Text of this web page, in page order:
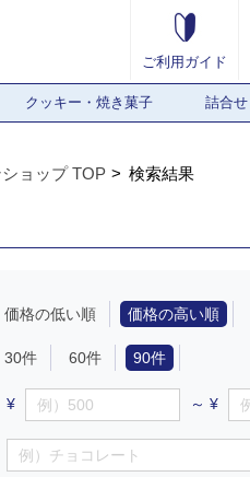
ご利用ガイド
クッキー・焼き菓子 詰合せ
ョップ TOP 検索結果
価格の低い順 価格の高い順
30件 60件 90件
¥ ～ ¥